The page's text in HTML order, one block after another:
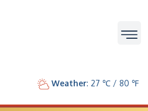
Weather: 27 ℃ / 80 ℉